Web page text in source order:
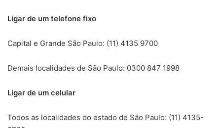
Ligar de um telefone fixo
Capital e Grande São Paulo: (11) 4135 9700
Demais localidades de São Paulo: 0300 847 1998
Ligar de um celular
Todos as localidades do estado de São Paulo: (11) 4135-